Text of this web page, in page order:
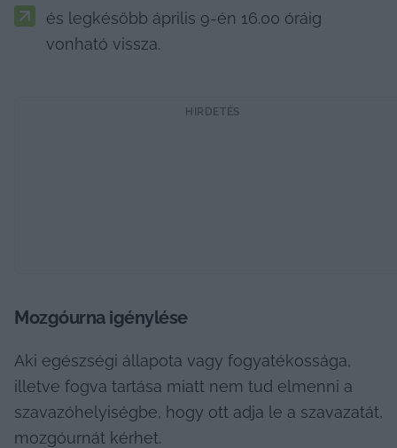
és legkésőbb április 9-én 16.00 óráig
vonható vissza.
HIRDETÉS
Mozgóurna igénylése
Aki egészségi állapota vagy fogyatékossága,
illetve fogva tartása miatt nem tud elmenni a
szavazóhelyiségbe, hogy ott adja le a szavazatát,
mozgóurnát kérhet.